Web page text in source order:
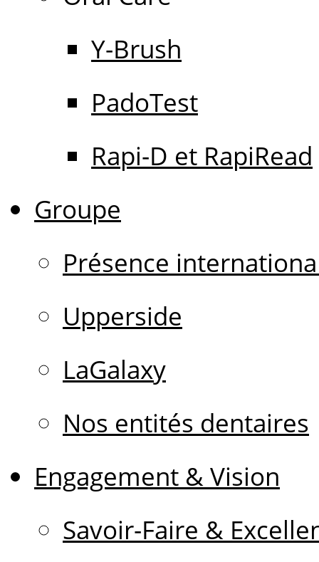
Y-Brush
PadoTest
Rapi-D et RapiRead
Groupe
Présence
Upperside
LaGalaxy
Nos entités dentaires
Engagement & Vision
Savoir-Faire &